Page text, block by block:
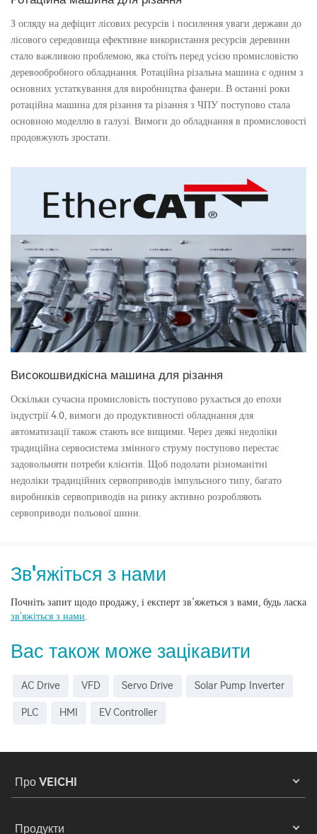
З огляду на дефіцит лісових ресурсів і посилення уваги держави до
лісового середовища ефективне використання ресурсів деревини
стало важливою проблемою, яка стоїть перед усією промисловістю
деревообробного обладнання. Ротаційна різальна машина є одним з
основних устаткування для виробництва фанери. В останні роки
ротаційна машина для різання та різання з ЧПУ поступово стала
основною моделлю в галузі. Вимоги до обладнання в промисловості
продовжують зростати.
Високошвидкісна машина для різання
Оскільки сучасна промисловість поступово рухається до епохи
індустрії 4.0, вимоги до продуктивності обладнання для
автоматизації також стають все вищими. Через деякі недоліки
традиційна сервосистема змінного струму поступово перестає
задовольняти потреби клієнтів. Щоб подолати різноманітні
недоліки традиційних сервоприводів імпульсного типу, багато
виробників сервоприводів на ринку активно розробляють
сервоприводи польової шини.
Зв'яжіться з нами
Почніть запит щодо продажу, і експерт зв’яжеться з вами, будь ласка
зв'яжіться з нами.
Вас також може зацікавити
AC Drive VFD Servo Drive Solar Pump Inverter
PLC HMI EV Controller
Про VEICHI
Продукти